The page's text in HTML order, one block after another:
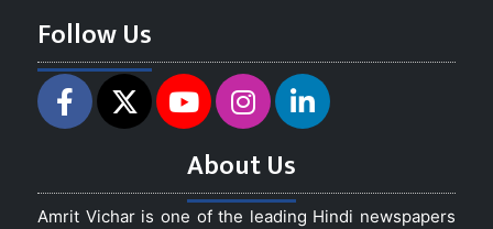
Follow Us
About Us
Amrit Vichar is one of the leading Hindi newspapers